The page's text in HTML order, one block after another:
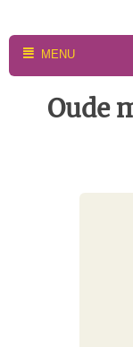
MENU
Oude